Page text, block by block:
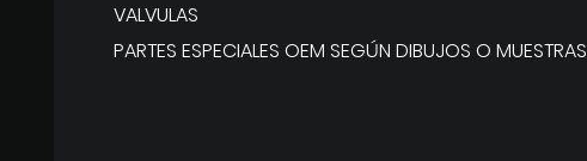
VALVULAS
PARTES ESPECIALES OEM SEGÚN DIBUJOS O MUESTRAS